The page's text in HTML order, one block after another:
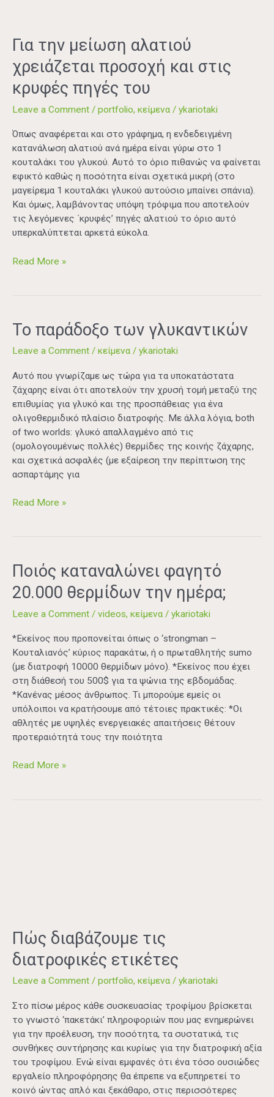
Για την μείωση αλατιού
χρειάζεται προσοχή και στις
κρυφές πηγές του
Leave a Comment / portfolio, κείμενα / ykariotaki
Όπως αναφέρεται και στο γράφημα, η ενδεδειγμένη
κατανάλωση αλατιού ανά ημέρα είναι γύρω στο 1
κουταλάκι του γλυκού. Αυτό το όριο πιθανώς να φαίνεται
εφικτό καθώς η ποσότητα είναι σχετικά μικρή (στο
μαγείρεμα 1 κουταλάκι γλυκού αυτούσιο μπαίνει σπάνια).
Και όμως, λαμβάνοντας υπόψη τρόφιμα που αποτελούν
τις λεγόμενες ΄κρυφές’ πηγές αλατιού το όριο αυτό
υπερκαλύπτεται αρκετά εύκολα.
Read More »
Το παράδοξο των γλυκαντικών
Leave a Comment / κείμενα / ykariotaki
Aυτό που γνωρίζαμε ως τώρα για τα υποκατάστατα
ζάχαρης είναι ότι αποτελούν την χρυσή τομή μεταξύ της
επιθυμίας για γλυκό και της προσπάθειας για ένα
ολιγοθερμιδικό πλαίσιο διατροφής. Με άλλα λόγια, both
of two worlds: γλυκό απαλλαγμένο από τις
(ομολογουμένως πολλές) θερμίδες της κοινής ζάχαρης,
και σχετικά ασφαλές (με εξαίρεση την περίπτωση της
ασπαρτάμης για
Το
των
Read More »
Ποιός καταναλώνει φαγητό
20.000 θερμίδων την ημέρα;
Leave a Comment / videos, κείμενα / ykariotaki
*Εκείνος που προπονείται όπως ο ‘strongman –
Kουταλιανός’ κύριος παρακάτω, ή ο πρωταθλητής sumo
(με διατροφή 10000 θερμίδων μόνο). *Εκείνος που έχει
στη διάθεσή του 500$ για τα ψώνια της εβδομάδας.
*Κανένας μέσος άνθρωπος. Τι μπορούμε εμείς οι
υπόλοιποι να κρατήσουμε από τέτοιες πρακτικές: *Οι
αθλητές με υψηλές ενεργειακές απαιτήσεις θέτουν
προτεραιότητά τους την ποιότητα
Ποιός
καταναλώνει
φαγητό
20.000
την
ημέρα;
Read More »
Πώς διαβάζουμε τις
διατροφικές ετικέτες
Leave a Comment / portfolio, κείμενα / ykariotaki
Στο πίσω μέρος κάθε συσκευασίας τροφίμου βρίσκεται
το γνωστό ‘πακετάκι’ πληροφοριών που μας ενημερώνει
για την προέλευση, την ποσότητα, τα συστατικά, τις
συνθήκες συντήρησης και κυρίως για την διατροφική αξία
του τροφίμου. Ενώ είναι εμφανές ότι ένα τόσο ουσιώδες
εργαλείο πληροφόρησης θα έπρεπε να εξυπηρετεί το
κοινό ώντας απλό και ξεκάθαρο, στις περισσότερες